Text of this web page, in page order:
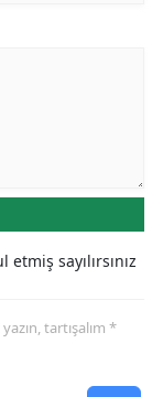
sayılırsınız
tartışalım *